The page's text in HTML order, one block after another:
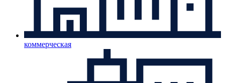
коммерческая